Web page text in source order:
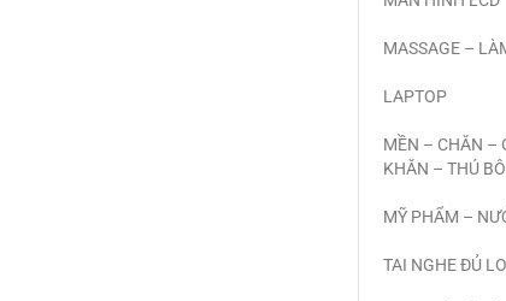
MASSAGE –
LAPTOP
MỀN – CHĂN –
KHĂN – THÚ
MỸ PHẨM –
TAI NGHE ĐỦ